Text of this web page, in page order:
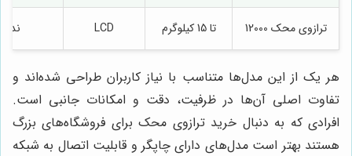
ترازوی محک 12000 تا 15 کیلوگرم LCD
هر یک از این مدل‌ها متناسب با نیاز کاربران طراحی شده‌اند و
تفاوت اصلی آن‌ها در ظرفیت، دقت و امکانات جانبی است.
افرادی که به دنبال خرید ترازوی محک برای فروشگاه‌های بزرگ
هستند بهتر است مدل‌های دارای چاپگر و قابلیت اتصال به شبکه